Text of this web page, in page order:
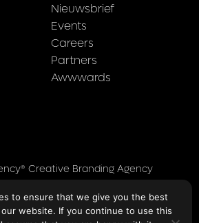
Nieuwsbrief
Events
Careers
Partners
Awwwards
Creative Branding Agency
voorwaarden Privacy Policy
to ensure that we give you the best
website. If you continue to use this